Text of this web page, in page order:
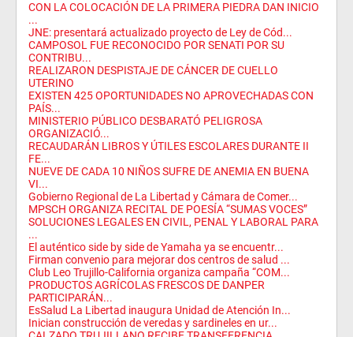
CON LA COLOCACIÓN DE LA PRIMERA PIEDRA DAN INICIO
...
JNE: presentará actualizado proyecto de Ley de Cód...
CAMPOSOL FUE RECONOCIDO POR SENATI POR SU
CONTRIBU...
REALIZARON DESPISTAJE DE CÁNCER DE CUELLO
UTERINO
EXISTEN 425 OPORTUNIDADES NO APROVECHADAS CON
PAÍS...
MINISTERIO PÚBLICO DESBARATÓ PELIGROSA
ORGANIZACIÓ...
RECAUDARÁN LIBROS Y ÚTILES ESCOLARES DURANTE II
FE...
NUEVE DE CADA 10 NIÑOS SUFRE DE ANEMIA EN BUENA
VI...
Gobierno Regional de La Libertad y Cámara de Comer...
MPSCH ORGANIZA RECITAL DE POESÍA “SUMAS VOCES”
SOLUCIONES LEGALES EN CIVIL, PENAL Y LABORAL PARA
...
El auténtico side by side de Yamaha ya se encuentr...
Firman convenio para mejorar dos centros de salud ...
Club Leo Trujillo-California organiza campaña “COM...
PRODUCTOS AGRÍCOLAS FRESCOS DE DANPER
PARTICIPARÁN...
EsSalud La Libertad inaugura Unidad de Atención In...
Inician construcción de veredas y sardineles en ur...